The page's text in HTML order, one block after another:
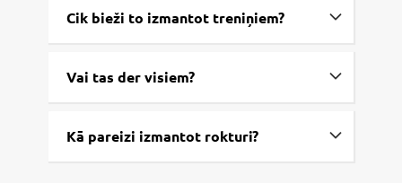
Cik bieži to izmantot treniņiem?
Vai tas der visiem?
Kā pareizi izmantot rokturi?